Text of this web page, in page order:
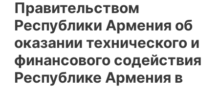
Правительством
Республики Армения об
оказании технического и
финансового содействия
Республике Армения в